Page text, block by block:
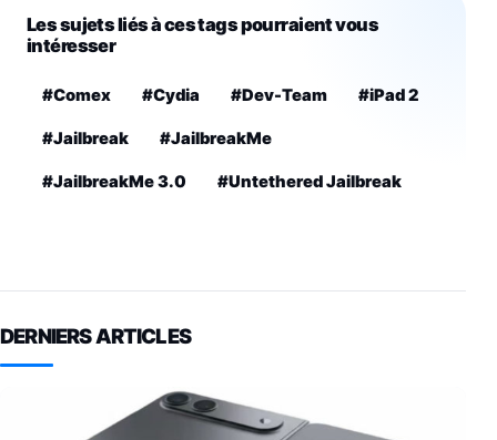
Les sujets liés à ces tags pourraient vous
intéresser
#Comex #Cydia #Dev-Team #iPad 2
#Jailbreak #JailbreakMe
#JailbreakMe 3.0 #Untethered Jailbreak
DERNIERS ARTICLES